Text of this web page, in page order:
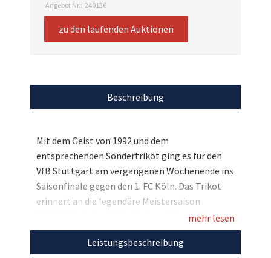
Angebot Nr.: 240136
zu den laufenden Auktionen
Beschreibung
Mit dem Geist von 1992 und dem
entsprechenden Sondertrikot ging es für den
VfB Stuttgart am vergangenen Wochenende ins
Saisonfinale gegen den 1. FC Köln. Das Trikot
erinnert an die legendäre Meistersaison
1991/1992, in der Guido Buchwald den VfB
damals kurz vor Schluss in Leverkusen zum Sieg
und der damit verbundenen Meisterschaft
mehr lesen
Leistungsbeschreibung